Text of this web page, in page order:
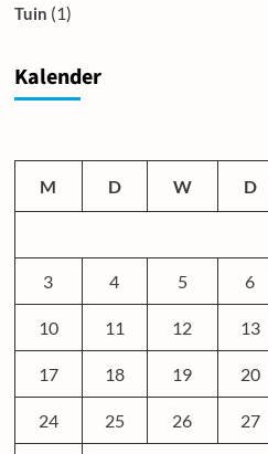
Tuin (1)
Kalender
M D W D
3 4 5 6
10 11 12 13
17 18 19 20
24 25 26 27